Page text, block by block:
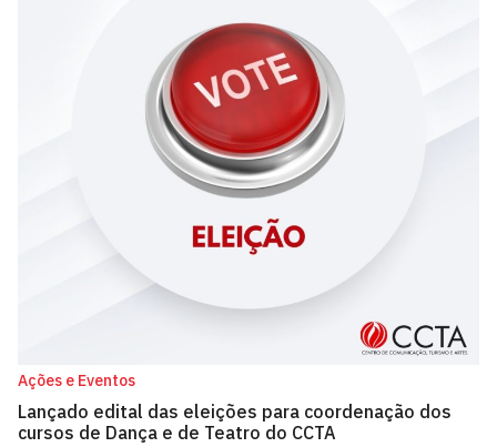
Ações e Eventos
Lançado edital das eleições para coordenação dos
cursos de Dança e de Teatro do CCTA